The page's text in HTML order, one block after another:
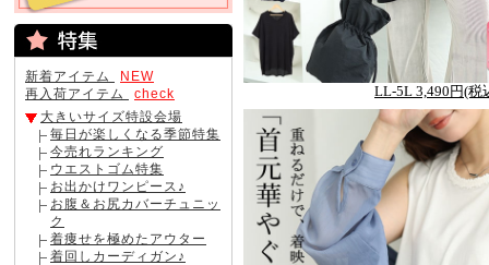
新着アイテム
NEW
再入荷アイテム
check
大きいサイズ特設会場
毎日が楽しくなる季節特集
今売れランキング
ウエストゴム特集
お出かけワンピース♪
お腹＆お尻カバーチュニッ
ク
着痩せを極めたアウター
着回しカーディガン♪
LL-5L 3,490円(税